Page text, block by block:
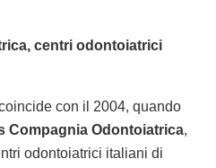
centri odontoiatrici
con il 2004, quando
Compagnia Odontoiatrica,
odontoiatrici italiani di